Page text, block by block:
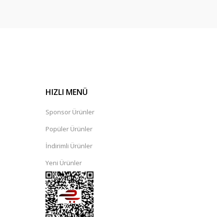
HIZLI MENÜ
Sponsor Ürünler
Popüler Ürünler
İndirimli Ürünler
Yeni Ürünler